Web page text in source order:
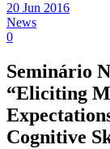
20 Jun 2016
News
0
Seminário
“Eliciting
Cognitive